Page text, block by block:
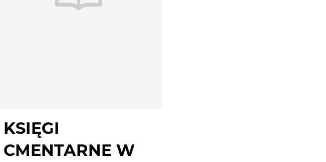
KSIĘGI
CMENTARNE W